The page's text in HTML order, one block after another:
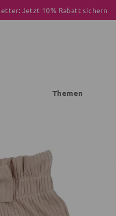
Jetzt 10% Rabatt sichern
Themen